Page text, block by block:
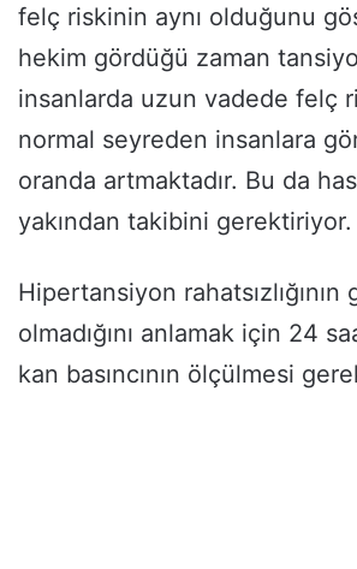
felç riskinin aynı olduğunu
hekim gördüğü zaman
insanlarda uzun vadede felç
normal seyreden insanlara
oranda artmaktadır. Bu da
yakından takibini gerektiriyor.
Hipertansiyon
olmadığını anlamak için 24
kan basıncının ölçülmesi